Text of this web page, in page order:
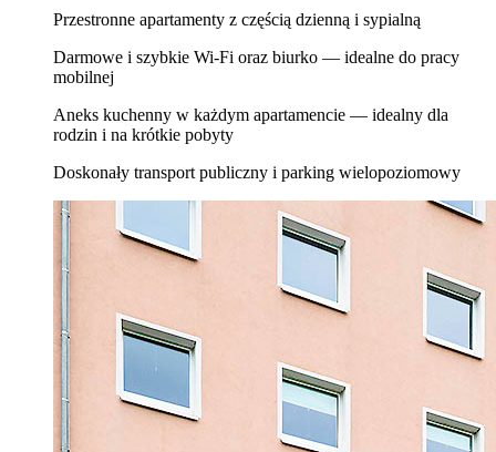
Przestronne apartamenty z częścią dzienną i sypialną
Darmowe i szybkie Wi‑Fi oraz biurko — idealne do pracy
mobilnej
Aneks kuchenny w każdym apartamencie — idealny dla
rodzin i na krótkie pobyty
Doskonały transport publiczny i parking wielopoziomowy